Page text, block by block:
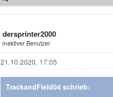
dersprinter2000
inaktiver Benutzer
21.10.2020, 17:05
TrackandField04 schrieb: